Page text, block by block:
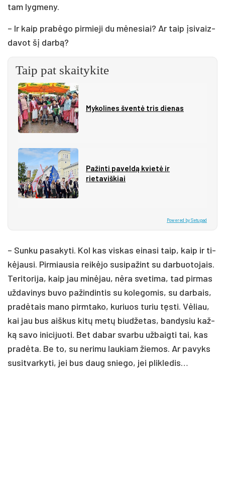
tam lyg­me­ny.
– Ir kaip pra­bė­go pir­mie­ji du mė­ne­siai? Ar taip įsi­vaiz­
da­vot šį dar­bą?
Taip pat skaitykite
Mykolines šventė tris dienas
Pažinti paveldą kvietė ir
rietaviškiai
Powered by Setupad
– Sun­ku pa­sa­ky­ti. Kol kas vis­kas ei­na­si taip, kaip ir ti­
kė­jau­si. Pir­miau­sia rei­kė­jo su­si­pa­žint su dar­buo­to­jais.
Te­ri­to­ri­ja, kaip jau mi­nė­jau, nė­ra sve­ti­ma, tad pir­mas
už­da­vi­nys bu­vo pa­žin­din­tis su ko­le­go­mis, su dar­bais,
pra­dė­tais ma­no pirm­ta­ko, ku­riuos tu­riu tęs­ti. Vė­liau,
kai jau bus aiš­kus ki­tų me­tų biu­dže­tas, ban­dy­siu kaž­
ką sa­vo ini­ci­juo­ti. Bet da­bar svar­bu už­baig­ti tai, kas
pra­dė­ta. Be to, su ne­ri­mu lau­kiam žie­mos. Ar pa­vyks
su­si­tvar­ky­ti, jei bus daug snie­go, jei plik­le­dis…